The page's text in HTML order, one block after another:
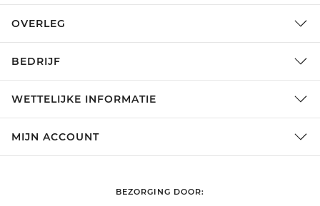
OVERLEG
BEDRIJF
WETTELIJKE INFORMATIE
MIJN ACCOUNT
BEZORGING DOOR: